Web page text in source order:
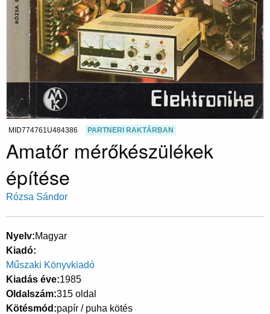
MID774761U484386 PARTNERI RAKTÁRBAN
Amatőr mérőkészülékek
építése
Rózsa Sándor
Nyelv Magyar
Kiadó
Műszaki Könyvkiadó
Kiadás éve 1985
Oldalszám 315 oldal
Kötésmód papír / puha kötés